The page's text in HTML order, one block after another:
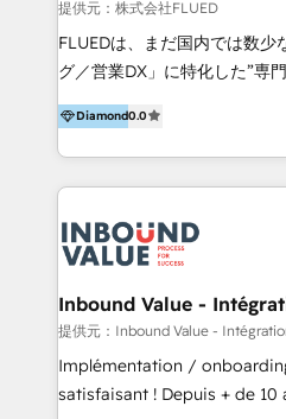
HubSpotはもちろん、ferret
Movable Type（Power CMS
し、延べ100社以上のBtoB企
ーコードテーマテンプレートを独自開
ざまな課題やニーズに対して
『最適なハブ』になります。 ーーーーーーーーーーー
ーーーーーーーーーーーーー
90分程度） -現状課題の抽出
件整理、必要十分なHubSpot
見積り提示・ご承認、スケジ
キックオフ -マーケティング
提供元：株式会社FLUED
FLUEDは、まだ国内では数
グ／営業DX」に特化した”専門家集
化し、WEB制作や広告運用な
ら、インサイドセールスや展
まで支援しています。 「経験
るプロジェクト参加型の支援
BPO・実務まで幅広いご支援が可能で
年に国内初のBtoB営業DXに
らはじめるBtoB営業DX BtoB
化できる! 」を出版いたしました。 HubSpot
活用支援以外にも、下記のよ
ます。 - ABMターゲット定義 / リスト作成 - カスタマ
Diamond0.0
Inbound Value -
提供元：Inbound Value -
Implémentation /
satisfaisant ! Depuis + de 10 ans, nous